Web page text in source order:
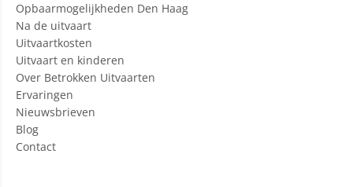
Opbaarmogelijkheden Den Haag
Na de uitvaart
Uitvaartkosten
Uitvaart en kinderen
Over Betrokken Uitvaarten
Ervaringen
Nieuwsbrieven
Blog
Contact